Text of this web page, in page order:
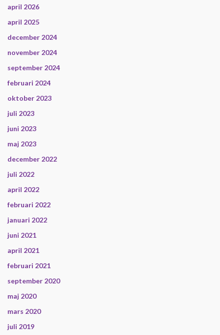
april 2026
april 2025
december 2024
november 2024
september 2024
februari 2024
oktober 2023
juli 2023
juni 2023
maj 2023
december 2022
juli 2022
april 2022
februari 2022
januari 2022
juni 2021
april 2021
februari 2021
september 2020
maj 2020
mars 2020
juli 2019